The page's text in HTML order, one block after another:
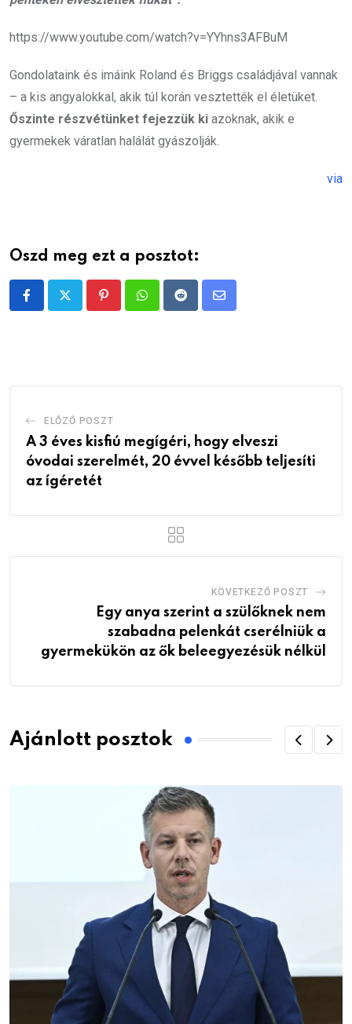
https://www.youtube.com/watch?v=YYhns3AFBuM
Gondolataink és imáink Roland és Briggs családjával vannak
– a kis angyalokkal, akik túl korán vesztették el életüket.
Őszinte részvétünket fejezzük ki azoknak, akik e
gyermekek váratlan halálát gyászolják.
via
Oszd meg ezt a posztot:
PinterestWhatsappRedditShare
ELŐZŐ POSZT
A 3 éves kisfiú megígéri, hogy elveszi
óvodai szerelmét, 20 évvel később teljesíti
az ígéretét
KÖVETKEZŐ POSZT
Egy anya szerint a szülőknek nem
szabadna pelenkát cserélniük a
gyermekükön az ők beleegyezésük nélkül
Ajánlott posztok